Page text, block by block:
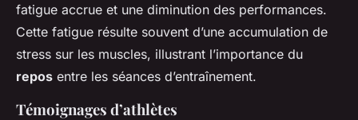
fatigue accrue et une diminution des performances.
Cette fatigue résulte souvent d’une accumulation de
stress sur les muscles, illustrant l’importance du
repos entre les séances d’entraînement.
Témoignages d’athlètes